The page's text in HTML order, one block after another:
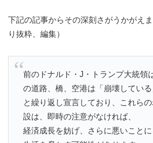
下記の記事からその深刻さがうかがえ
り抜粋、編集）
前のドナルド・J・トランプ大統領
の道路、橋、空港は「崩壊している
と繰り返し宣言しており、これら
設は、即時の注意がなければ、
経済成長を妨げ、さらに悪いこと